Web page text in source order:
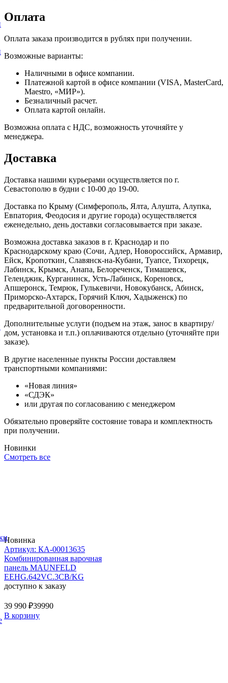
Оплата
Оплата заказа производится в рублях при получении.
Возможные варианты:
Наличными в офисе компании.
Платежной картой в офисе компании (VISA, MasterCard,
Maestro, «МИР»).
Безналичный расчет.
Оплата картой онлайн.
Возможна оплата с НДС, возможность уточняйте у
менеджера.
Доставка
Доставка нашими курьерами осуществляется по г.
Севастополю в будни с 10-00 до 19-00.
Доставка по Крыму (Симферополь, Ялта, Алушта, Алупка,
Евпатория, Феодосия и другие города) осуществляется
еженедельно, день доставки согласовывается при заказе.
Возможна доставка заказов в г. Краснодар и по
Краснодарскому краю (Сочи, Адлер, Новороссийск, Армавир,
Ейск, Кропоткин, Славянск-на-Кубани, Туапсе, Тихорецк,
Лабинск, Крымск, Анапа, Белореченск, Тимашевск,
Геленджик, Курганинск, Усть-Лабинск, Кореновск,
Апшеронск, Темрюк, Гулькевичи, Новокубанск, Абинск,
Приморско-Ахтарск, Горячий Ключ, Хадыженск) по
предварительной договоренности.
Дополнительные услуги (подъем на этаж, занос в квартиру/
дом, установка и т.п.) оплачиваются отдельно (уточняйте при
заказе).
В другие населенные пункты России доставляем
транспортными компаниями:
«Новая линия»
«СДЭК»
или другая по согласованию с менеджером
Обязательно проверяйте состояние товара и комплектность
при получении.
Новинки
Смотреть все
Новинка
Артикул: КА-00013635
Комбинированная варочная
панель MAUNFELD
EEHG.642VC.3CB/KG
доступно к заказу
39 990 ₽39990
В корзину